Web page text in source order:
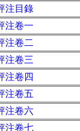
注目錄
注卷一
注卷二
注卷三
注卷四
注卷五
注卷六
注卷七